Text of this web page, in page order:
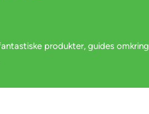
produkter, guides omkring